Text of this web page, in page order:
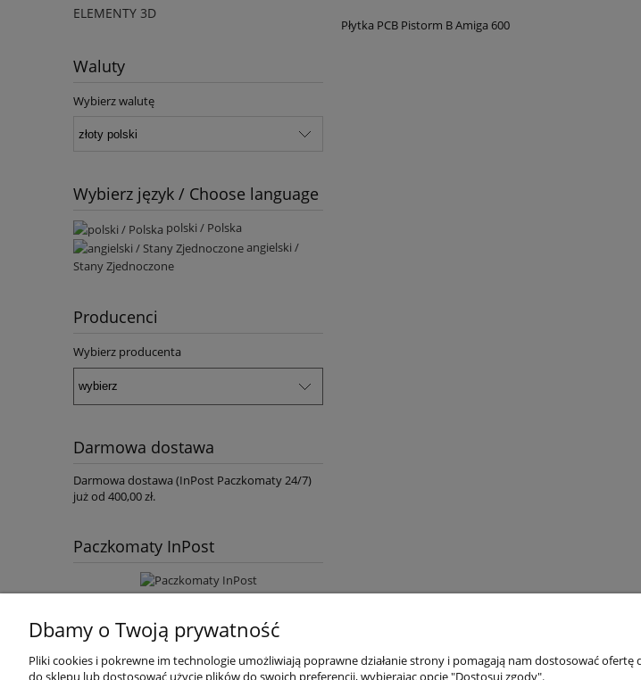
ELEMENTY 3D
Waluty
Wybierz walutę
Wybierz język / Choose language
polski / Polska
angielski /
Stany Zjednoczone
Producenci
Wybierz producenta
Darmowa dostawa
Darmowa dostawa (InPost Paczkomaty 24/7)
już od 400,00 zł.
Paczkomaty InPost
Płytka PCB Pistorm B Amiga 600
Dbamy o Twoją prywatność
Pliki cookies i pokrewne im technologie umożliwiają poprawne działanie strony i pomagają nam dostosować
do sklepu lub dostosować użycie plików do swoich preferencji, wybierając opcję "Dostosuj zgody".